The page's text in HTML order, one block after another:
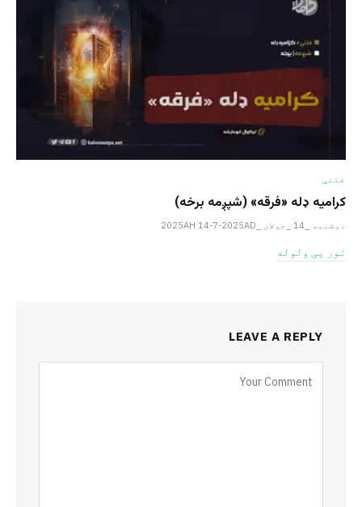
فتنې
کرامیه ډله «فرقه» (شپږمه برخه)
دوشنبه _14 _جولای _2025AH 14-7-2025AD
نور یی ولوله
LEAVE A REPLY